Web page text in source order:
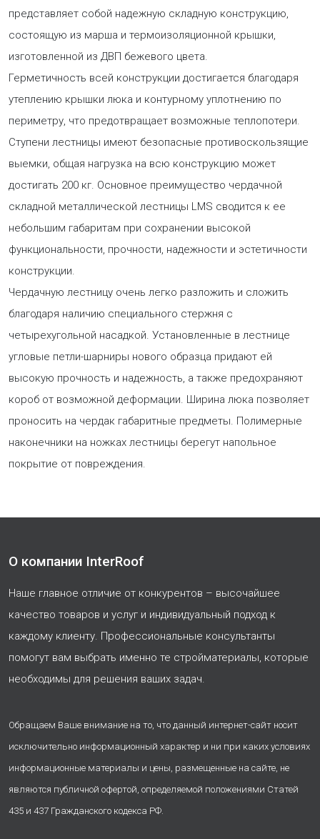
представляет собой надежную складную конструкцию,
состоящую из марша и термоизоляционной крышки,
изготовленной из ДВП бежевого цвета.
Герметичность всей конструкции достигается благодаря
утеплению крышки люка и контурному уплотнению по
периметру, что предотвращает возможные теплопотери.
Ступени лестницы имеют безопасные противоскользящие
выемки, общая нагрузка на всю конструкцию может
достигать 200 кг. Основное преимущество чердачной
складной металлической лестницы LMS сводится к ее
небольшим габаритам при сохранении высокой
функциональности, прочности, надежности и эстетичности
конструкции.
Чердачную лестницу очень легко разложить и сложить
благодаря наличию специального стержня с
четырехугольной насадкой. Установленные в лестнице
угловые петли-шарниры нового образца придают ей
высокую прочность и надежность, а также предохраняют
короб от возможной деформации. Ширина люка позволяет
проносить на чердак габаритные предметы. Полимерные
наконечники на ножках лестницы берегут напольное
покрытие от повреждения.
О компании InterRoof
Наше главное отличие от конкурентов – высочайшее
качество товаров и услуг и индивидуальный подход к
каждому клиенту. Профессиональные консультанты
помогут вам выбрать именно те стройматериалы, которые
необходимы для решения ваших задач.
Обращаем Ваше внимание на то, что данный интернет-сайт носит
исключительно информационный характер и ни при каких условиях
информационные материалы и цены, размещенные на сайте, не
являются публичной офертой, определяемой положениями Статей
435 и 437 Гражданского кодекса РФ.